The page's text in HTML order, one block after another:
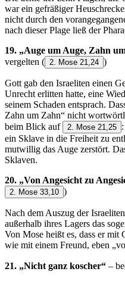
war ein gefräßiger
nicht durch den
nach dieser Plage ließ der
19. „Auge um Auge, Zahn
vergelten ( 2. Mose 21,24 )
Gott gab den Israeliten einen
Unrecht erlitten hatte, eine
seinem Schaden entsprach.
Zahn um Zahn“ nicht
beim Blick auf
2. Mose 21,25
ein Sklave in die Freiheit zu
mutwillig das Auge zerstört.
Sklaven.
20. „Von Angesicht zu
2. Mose 33,10 )
Nach dem Auszug der
außerhalb ihres Lagers das
Von Mose heißt es, dass er mit
wie mit einem Freund, eben
21. „Nicht ganz koscher“ –